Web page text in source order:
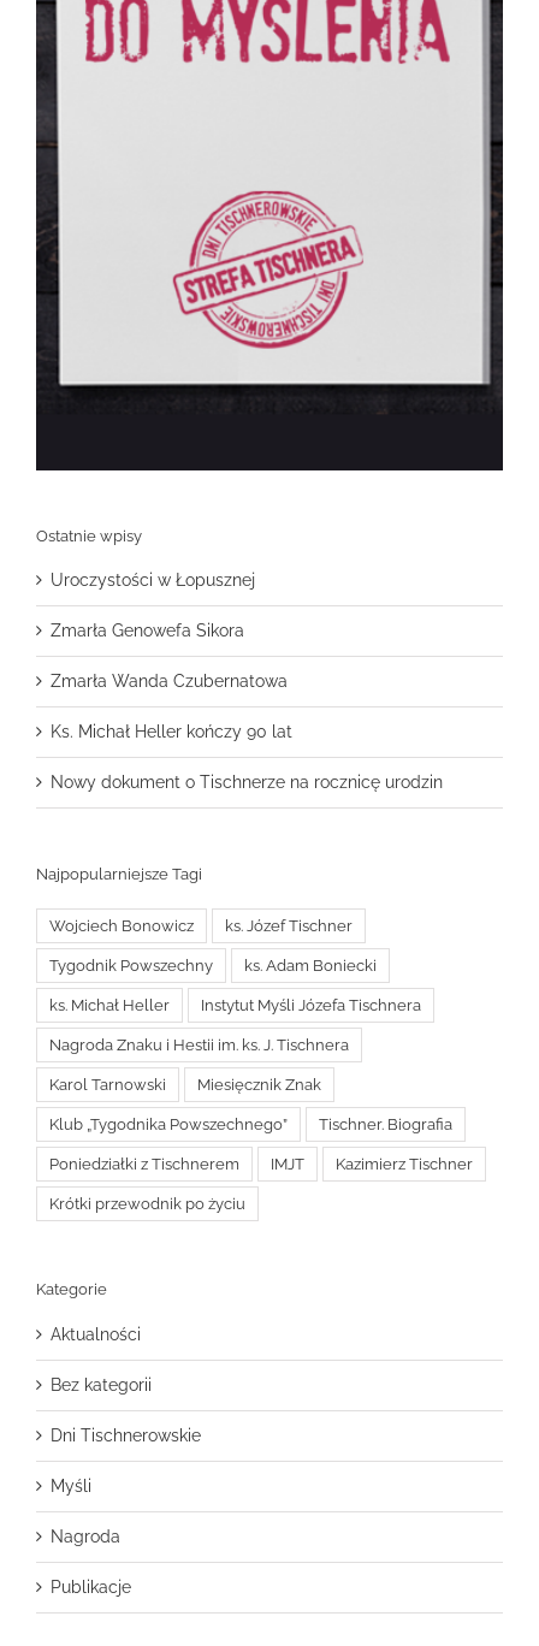
Ostatnie wpisy
Uroczystości w Łopusznej
Zmarła Genowefa Sikora
Zmarła Wanda Czubernatowa
Ks. Michał Heller kończy 90 lat
Nowy dokument o Tischnerze na rocznicę urodzin
Najpopularniejsze Tagi
Wojciech Bonowicz ks. Józef Tischner
Tygodnik Powszechny ks. Adam Boniecki
ks. Michał Heller Instytut Myśli Józefa Tischnera
Nagroda Znaku i Hestii im. ks. J. Tischnera
Karol Tarnowski Miesięcznik Znak
Klub „Tygodnika Powszechnego” Tischner. Biografia
Poniedziałki z Tischnerem IMJT Kazimierz Tischner
Krótki przewodnik po życiu
Kategorie
Aktualności
Bez kategorii
Dni Tischnerowskie
Myśli
Nagroda
Publikacje